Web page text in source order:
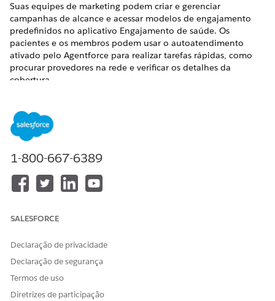
Suas equipes de marketing podem criar e gerenciar
campanhas de alcance e acessar modelos de engajamento
predefinidos no aplicativo Engajamento de saúde. Os
pacientes e os membros podem usar o autoatendimento
ativado pelo Agentforce para realizar tarefas rápidas, como
procurar provedores na rede e verificar os detalhes da
cobertura.
Disponível em: Lightning Experience
de complemento Health Cloud, Agentforce para Health
Cloud e Data Cloud
predefinidas que ajudam você a instruir, engajar e
pacientes e membros, sua equipe de marketing de saúde
interage proativamente com membros e pacientes
gerenciando campanhas de alcance de vários canais. Ao
1-800-667-6389
SALESFORCE
Declaração de privacidade
Declaração de segurança
Termos de uso
Diretrizes de participação